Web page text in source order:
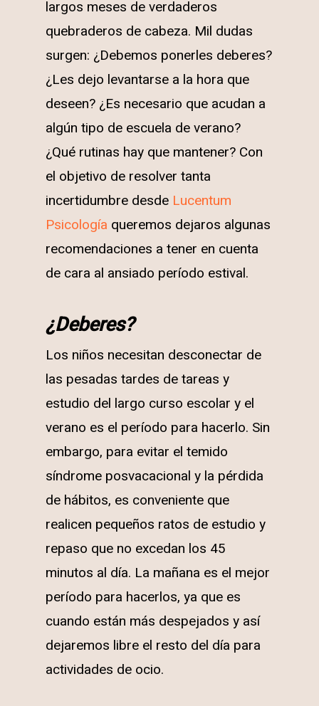
largos meses de verdaderos
quebraderos de cabeza. Mil dudas
surgen: ¿Debemos ponerles deberes?
¿Les dejo levantarse a la hora que
deseen? ¿Es necesario que acudan a
algún tipo de escuela de verano?
¿Qué rutinas hay que mantener? Con
el objetivo de resolver tanta
incertidumbre desde Lucentum
Psicología queremos dejaros algunas
recomendaciones a tener en cuenta
de cara al ansiado período estival.
¿Deberes?
Los niños necesitan desconectar de
las pesadas tardes de tareas y
estudio del largo curso escolar y el
verano es el período para hacerlo. Sin
embargo, para evitar el temido
síndrome posvacacional y la pérdida
de hábitos, es conveniente que
realicen pequeños ratos de estudio y
repaso que no excedan los 45
minutos al día. La mañana es el mejor
período para hacerlos, ya que es
cuando están más despejados y así
dejaremos libre el resto del día para
actividades de ocio.